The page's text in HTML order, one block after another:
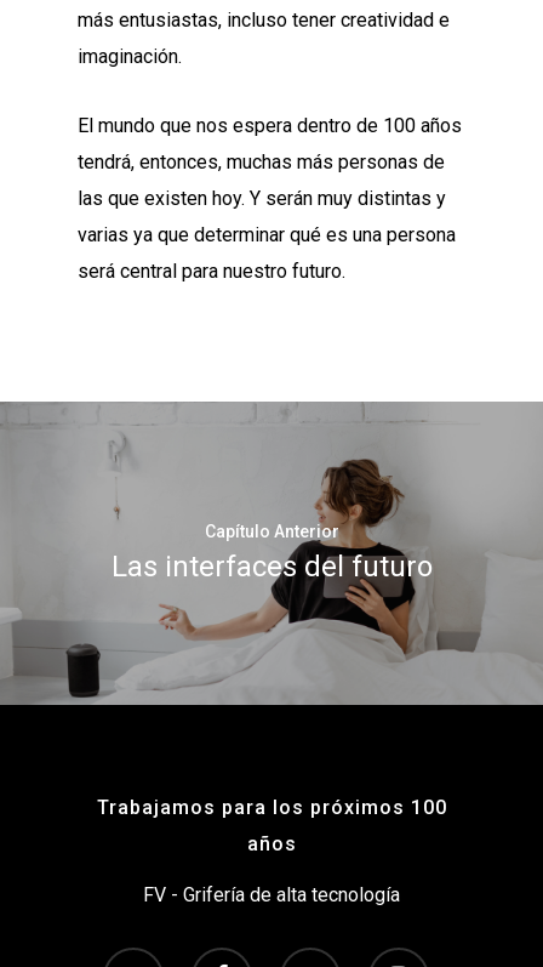
más entusiastas, incluso tener creatividad e
imaginación.
El mundo que nos espera dentro de 100 años
tendrá, entonces, muchas más personas de
las que existen hoy. Y serán muy distintas y
varias ya que determinar qué es una persona
será central para nuestro futuro.
Capítulo Anterior
Las interfaces del futuro
Trabajamos para los próximos 100
años
FV - Grifería de alta tecnología